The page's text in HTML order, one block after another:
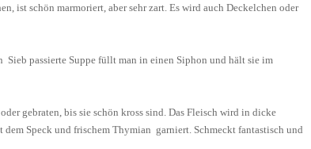
ist schön marmoriert, aber sehr zart. Es wird auch Deckelchen oder
Sieb passierte Suppe füllt man in einen Siphon und hält sie im
gebraten, bis sie schön kross sind. Das Fleisch wird in dicke
Speck und frischem Thymian garniert. Schmeckt fantastisch und